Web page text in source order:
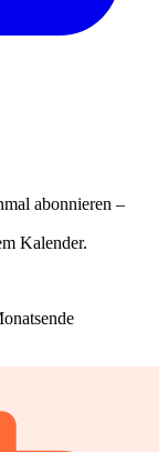
abonnieren –
Kalender.